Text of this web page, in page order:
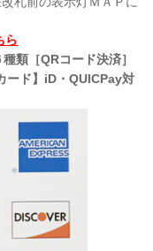
ら
類［QRコード決済］
ード】iD・QUICPay対